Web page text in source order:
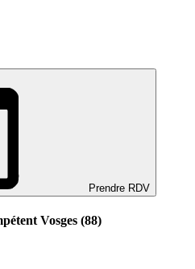
Prendre RDV
Vosges (88)